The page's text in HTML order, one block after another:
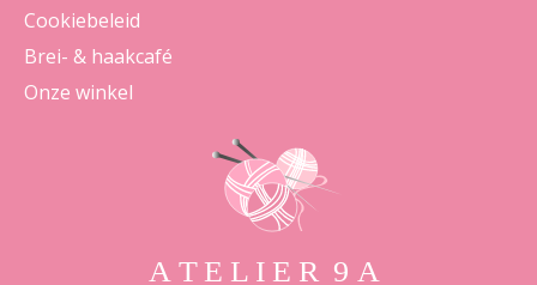
Cookiebeleid
Brei- & haakcafé
Onze winkel